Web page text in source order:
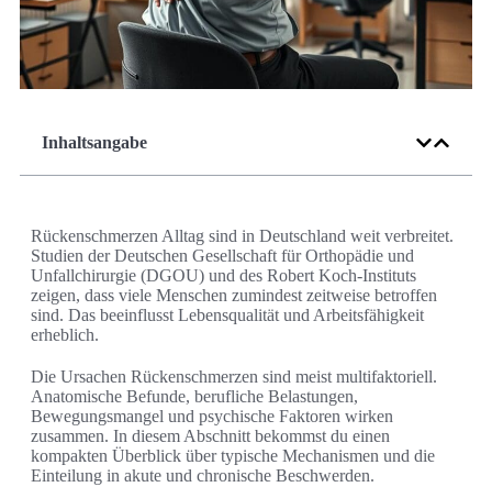
Inhaltsangabe
Rückenschmerzen Alltag sind in Deutschland weit verbreitet.
Studien der Deutschen Gesellschaft für Orthopädie und
Unfallchirurgie (DGOU) und des Robert Koch-Instituts
zeigen, dass viele Menschen zumindest zeitweise betroffen
sind. Das beeinflusst Lebensqualität und Arbeitsfähigkeit
erheblich.
Die Ursachen Rückenschmerzen sind meist multifaktoriell.
Anatomische Befunde, berufliche Belastungen,
Bewegungsmangel und psychische Faktoren wirken
zusammen. In diesem Abschnitt bekommst du einen
kompakten Überblick über typische Mechanismen und die
Einteilung in akute und chronische Beschwerden.